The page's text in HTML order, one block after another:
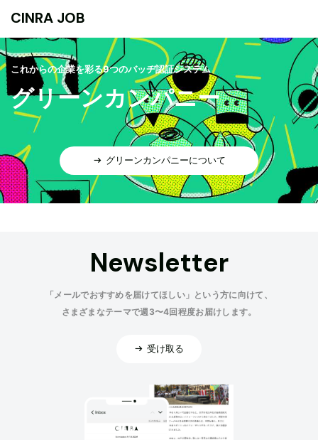
CINRA JOB
これからの企業を彩る9つのバッヂ認証システム
グリーンカンパニー
グリーンカンパニーについて
Newsletter
「メールでおすすめを届けてほしい」という方に向けて、
さまざまなテーマで週3〜4回程度お届けします。
受け取る